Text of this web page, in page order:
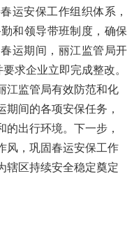
运安保工作组织体系，
和领导带班制度，确保
春运期间，丽江监管局开
求企业立即完成整改。
江监管局有效防范和化
间的各项安保任务，
出行环境。下一步，
风，巩固春运安保工作
辖区持续安全稳定奠定